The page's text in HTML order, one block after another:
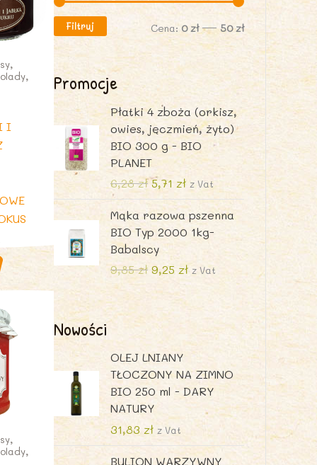
C
n
C
n
Filtruj Cena: 0 zł—50 zł
Promocje
Płatki 4 zboża (orkisz,
owies, jęczmień, żyto)
BIO 300 g - BIO
PLANET
6,28złP
i
e
r
w
o
e
n
a
w
n
5,71 złA
k
t
u
l
n
a
w
s
z Vat
Mąka razowa pszenna
BIO Typ 2000 1kg-
Babalscy
9,85zł P
o
t
n
a
c
e
n
9,25 złA
k
n
a
c
a
z Vat
Nowości
OLEJ LNIANY
TŁOCZONY NA ZIMNO
BIO 250 ml - DARY
NATURY
31,83 zł z Vat
BULION WARZYWNY
I